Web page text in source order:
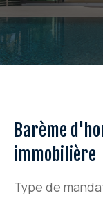
Barème
immobilière
Type de